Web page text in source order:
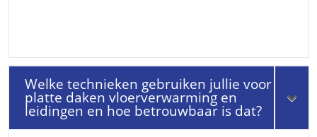
Welke technieken gebruiken jullie voor
platte daken vloerverwarming en
leidingen en hoe betrouwbaar is dat?